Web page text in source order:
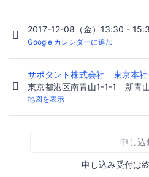
2017-12-08（金）13:30 -
Google カレンダーに追加
サポタント株式会社 東京本社
東京都港区南青山1-1-1 新青
地図を表示
申し込
申し込み受付は